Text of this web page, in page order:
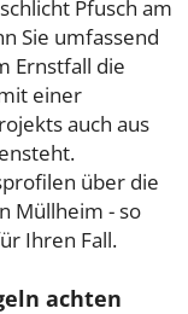
Pfusch am
Sie umfassend
Ernstfall die
einer
auch aus
über die
Müllheim - so
Ihren Fall.
achten